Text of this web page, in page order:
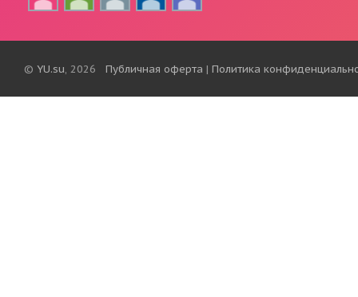
© YU.su, 2026 Публичная оферта | Политика